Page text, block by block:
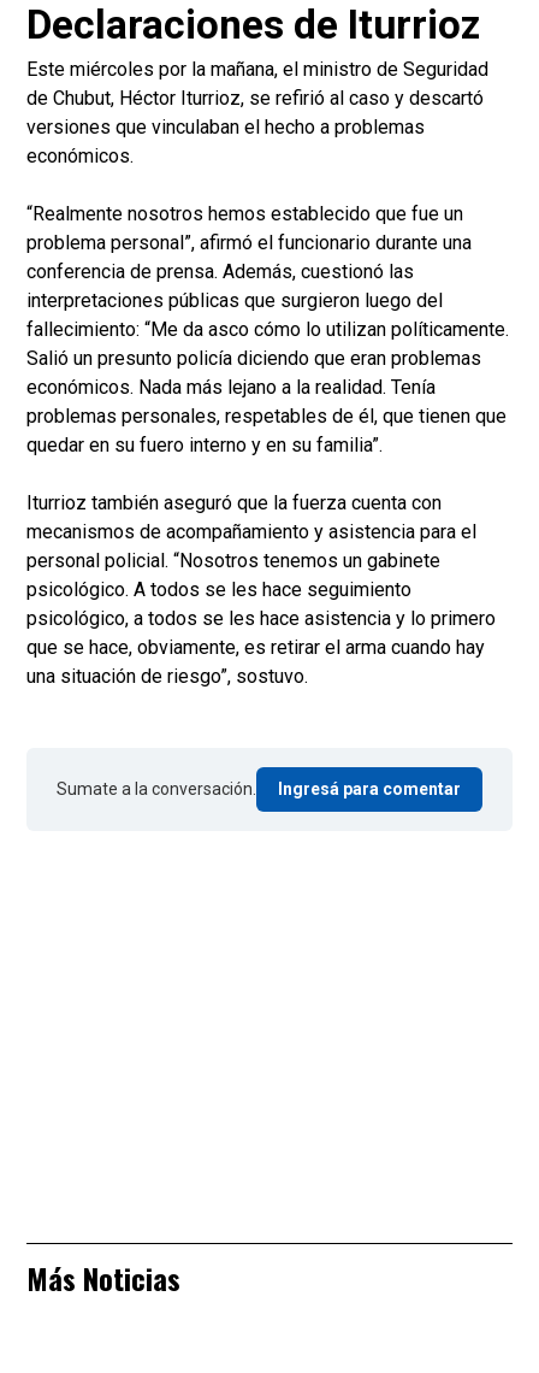
Declaraciones de Iturrioz
Este miércoles por la mañana, el ministro de Seguridad
de Chubut, Héctor Iturrioz, se refirió al caso y descartó
versiones que vinculaban el hecho a problemas
económicos.
“Realmente nosotros hemos establecido que fue un
problema personal”, afirmó el funcionario durante una
conferencia de prensa. Además, cuestionó las
interpretaciones públicas que surgieron luego del
fallecimiento: “Me da asco cómo lo utilizan políticamente.
Salió un presunto policía diciendo que eran problemas
económicos. Nada más lejano a la realidad. Tenía
problemas personales, respetables de él, que tienen que
quedar en su fuero interno y en su familia”.
Iturrioz también aseguró que la fuerza cuenta con
mecanismos de acompañamiento y asistencia para el
personal policial. “Nosotros tenemos un gabinete
psicológico. A todos se les hace seguimiento
psicológico, a todos se les hace asistencia y lo primero
que se hace, obviamente, es retirar el arma cuando hay
una situación de riesgo”, sostuvo.
Sumate a la conversación. Ingresá para comentar
Más Noticias